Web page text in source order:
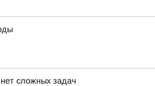
сложных задач